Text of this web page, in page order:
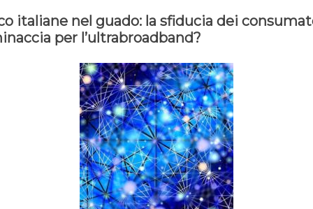
italiane nel guado: la sfiducia dei
per l’ultrabroadband?